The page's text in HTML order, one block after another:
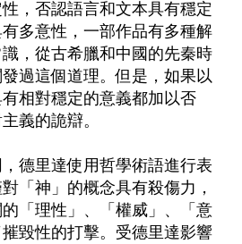
，否認語言和文本具有穩定
多意性，一部作品有多種解
，從古希臘和中國的先秦時
過這個道理。但是，如果以
相對穩定的意義都加以否
義的詭辯。
德里達使用哲學術語進行表
「神」的概念具有殺傷力，
「理性」、「權威」、「意
毀性的打擊。受德里達影響